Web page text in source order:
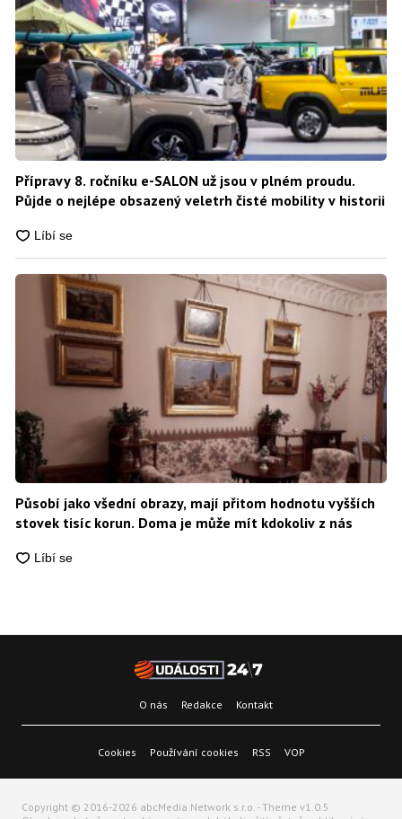
Přípravy 8. ročníku e-SALON už jsou v plném proudu.
Půjde o nejlépe obsazený veletrh čisté mobility v historii
Působí jako všední obrazy, mají přitom hodnotu vyšších
stovek tisíc korun. Doma je může mít kdokoliv z nás
O nás Redakce Kontakt
Cookies Používání cookies RSS VOP
Copyright © 2016-2026 abcMedia Network s.r.o. - Theme v1.0.5